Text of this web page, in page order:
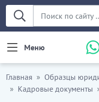
Меню
Главная
Образцы
Кадровые документы